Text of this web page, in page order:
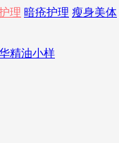
理 暗疮护理 瘦身美体
精油小样